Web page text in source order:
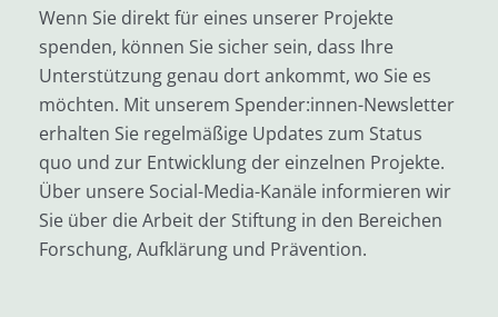
Wenn Sie direkt für eines unserer Projekte
spenden, können Sie sicher sein, dass Ihre
Unterstützung genau dort ankommt, wo Sie es
möchten. Mit unserem Spender:innen-Newsletter
erhalten Sie regelmäßige Updates zum Status
quo und zur Entwicklung der einzelnen Projekte.
Über unsere Social-Media-Kanäle informieren wir
Sie über die Arbeit der Stiftung in den Bereichen
Forschung, Aufklärung und Prävention.